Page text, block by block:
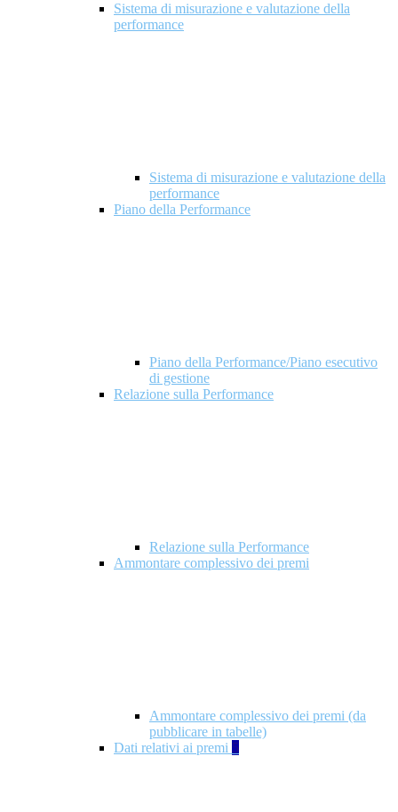
Sistema di misurazione e valutazione della
performance
Sistema di misurazione e valutazione della
performance
Piano della Performance
Piano della Performance/Piano esecutivo
di gestione
Relazione sulla Performance
Relazione sulla Performance
Ammontare complessivo dei premi
Ammontare complessivo dei premi (da
pubblicare in tabelle)
Dati relativi ai premi 5